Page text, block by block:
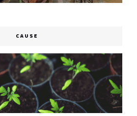
CAUSE